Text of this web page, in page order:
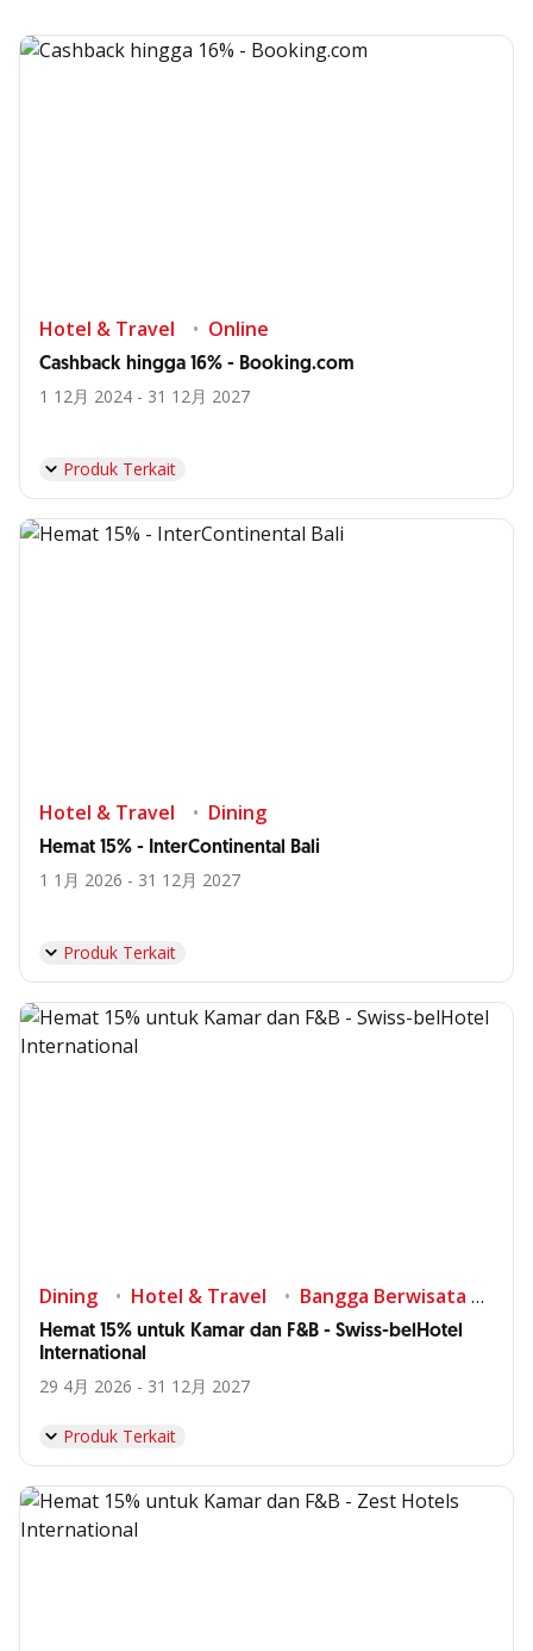
Hotel & Travel Online
Cashback hingga 16% - Booking.com
1 12月 2024 - 31 12月 2027
Produk Terkait
Hotel & Travel Dining
Hemat 15% - InterContinental Bali
1 1月 2026 - 31 12月 2027
Produk Terkait
Dining Hotel & Travel Bangga Berwisata di Indonesia
Hemat 15% untuk Kamar dan F&B - Swiss-belHotel
International
29 4月 2026 - 31 12月 2027
Produk Terkait